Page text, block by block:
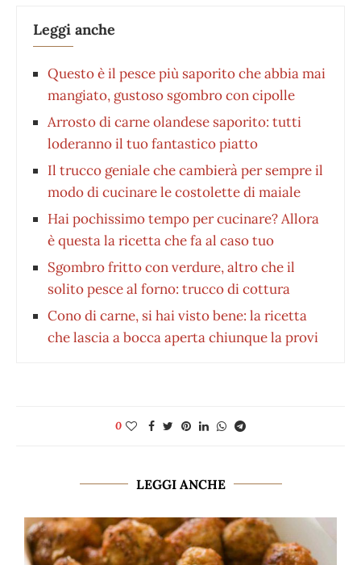
Leggi anche
Questo è il pesce più saporito che abbia mai
mangiato, gustoso sgombro con cipolle
Arrosto di carne olandese saporito: tutti
loderanno il tuo fantastico piatto
Il trucco geniale che cambierà per sempre il
modo di cucinare le costolette di maiale
Hai pochissimo tempo per cucinare? Allora
è questa la ricetta che fa al caso tuo
Sgombro fritto con verdure, altro che il
solito pesce al forno: trucco di cottura
Cono di carne, si hai visto bene: la ricetta
che lascia a bocca aperta chiunque la provi
0
LEGGI ANCHE